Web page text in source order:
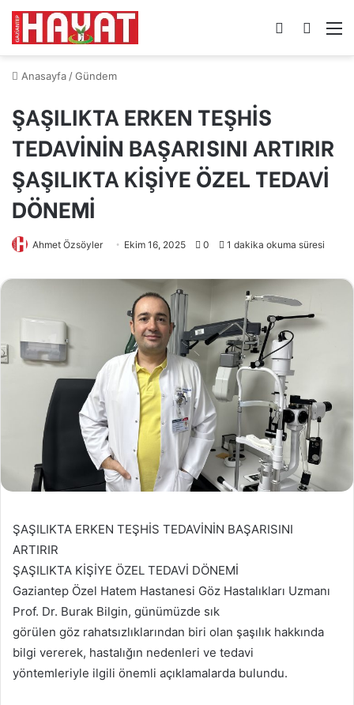
Arama
Kayıt
Anasayfa/Gündem
ŞAŞILIKTA ERKEN TEŞHİS
TEDAVİNİN BAŞARISINI ARTIRIR
ŞAŞILIKTA KİŞİYE ÖZEL TEDAVİ
DÖNEMİ
Ahmet Özsöyler Ekim 16, 2025 0 1 dakika okuma süresi
ŞAŞILIKTA ERKEN TEŞHİS TEDAVİNİN BAŞARISINI
ARTIRIR
ŞAŞILIKTA KİŞİYE ÖZEL TEDAVİ DÖNEMİ
Gaziantep Özel Hatem Hastanesi Göz Hastalıkları Uzmanı
Prof. Dr. Burak Bilgin, günümüzde sık
görülen göz rahatsızlıklarından biri olan şaşılık hakkında
bilgi vererek, hastalığın nedenleri ve tedavi
yöntemleriyle ilgili önemli açıklamalarda bulundu.